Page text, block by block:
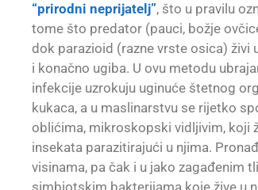
“prirodni neprijatelj”, što u pravilu
tome što predator (pauci, božje
dok parazioid (razne vrste osica) živi
i konačno ugiba. U ovu metodu
infekcije uzrokuju uginuće štetnog
kukaca, a u maslinarstvu se rijetko
oblićima, mikroskopski vidljivim, koji
insekata parazitirajući u njima.
visinama, pa čak i u jako zagađenim
simbiotskim bakterijama koje žive u